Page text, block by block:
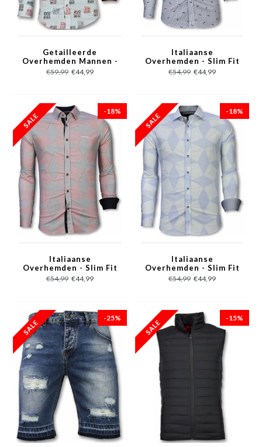
Getailleerde
Overhemden Mannen -
Bloemen Blouse
Heren - 3012 - Wit
€59,99 €44,99
Italiaanse
Overhemden - Slim Fit
Overhemd - Blouse
Fishbone Pattern -
€54,99 €44,99
-18%
Italiaanse
Overhemden - Slim Fit
Overhemd - Blouse
Line Pattern - Rood
€54,99 €44,99
-18%
Italiaanse
Overhemden - Slim Fit
Overhemd - Blouse
Line Pattern - Licht
€54,99 €44,99
-25% -15%